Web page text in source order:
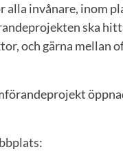
invånare, inom
ska
och gärna mellan